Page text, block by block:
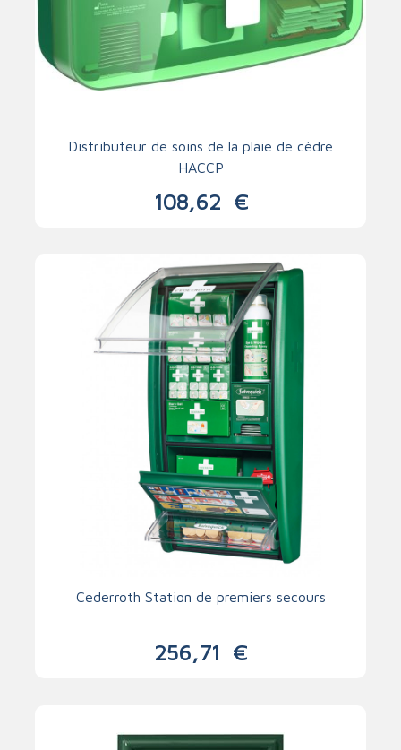
Distributeur de soins de la plaie de cèdre
HACCP
108,62 €
Cederroth Station de premiers secours
256,71 €